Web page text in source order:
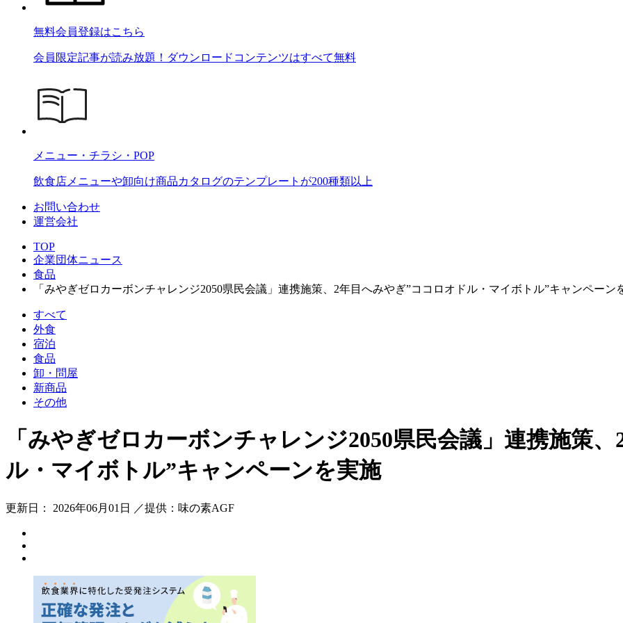
無料会員登録はこちら
会員限定記事が読み放題！ダウンロードコンテンツはすべて無料
メニュー・チラシ・POP
飲食店メニューや卸向け商品カタログのテンプレートが200種類以上
お問い合わせ
運営会社
TOP
企業団体ニュース
食品
「みやぎゼロカーボンチャレンジ2050県民会議」連携施策、2年目へみやぎ”ココロオドル・マイボトル”キャンペーン
すべて
外食
宿泊
食品
卸・問屋
新商品
その他
「みやぎゼロカーボンチャレンジ2050県民会議」連携施策
ル・マイボトル”キャンペーンを実施
更新日： 2026年06月01日 ／提供：味の素AGF